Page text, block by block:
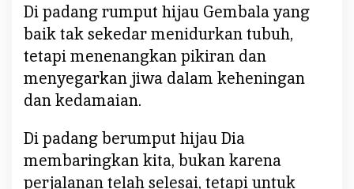
Di padang rumput hijau Gembala yang
baik tak sekedar menidurkan tubuh,
tetapi menenangkan pikiran dan
menyegarkan jiwa dalam keheningan
dan kedamaian.
Di padang berumput hijau Dia
membaringkan kita, bukan karena
perjalanan telah selesai, tetapi untuk